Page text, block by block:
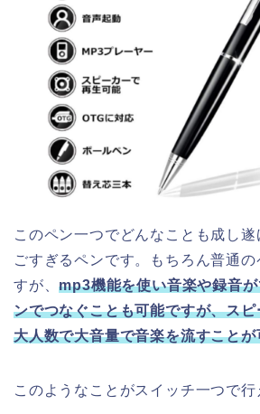
このペン一つでどんなことも成し
ごすぎるペンです。もちろん普通の
すが、mp3機能を使い音楽や録音
ンでつなぐことも可能ですが、ス
大人数で大音量で音楽を流すこと
このようなことがスイッチ一つで行